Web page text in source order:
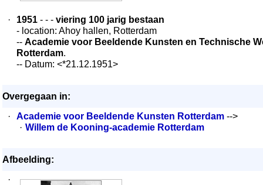
· 1951 - - - viering 100 jarig bestaan
- location: Ahoy hallen, Rotterdam
-- Academie voor Beeldende Kunsten en Technische
Rotterdam.
-- Datum: <*21.12.1951>
Overgegaan in:
·
Academie voor Beeldende Kunsten Rotterdam -->
· Willem de Kooning-academie Rotterdam
Afbeelding:
·